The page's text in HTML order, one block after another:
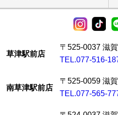
草津駅前店
〒525-0037 滋
TEL.077-516-
南草津駅前店
〒525-0059 滋
TEL.077-565-